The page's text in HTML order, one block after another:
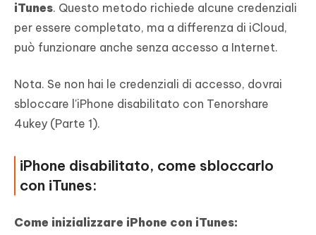
iTunes. Questo metodo richiede alcune credenziali
per essere completato, ma a differenza di iCloud,
può funzionare anche senza accesso a Internet.
Nota. Se non hai le credenziali di accesso, dovrai
sbloccare l'iPhone disabilitato con Tenorshare
4ukey (Parte 1).
iPhone disabilitato, come sbloccarlo
con iTunes:
Come inizializzare iPhone con iTunes: